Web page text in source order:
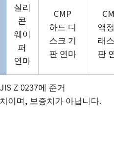
실리
콘
웨이
퍼
연마
CMP
하드 디
스크 기
판 연마
CMP
액정 글
래스 기
판 연마
Z 0237에 준거
이며, 보증치가 아닙니다.